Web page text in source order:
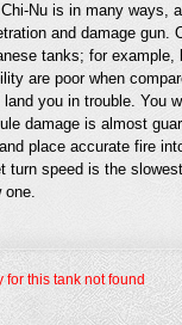
Nu is in many ways,
and damage gun.
tanks; for
are poor when
land you in trouble. You
damage is almost
place accurate fire
turn speed is the
one.
for this tank not found